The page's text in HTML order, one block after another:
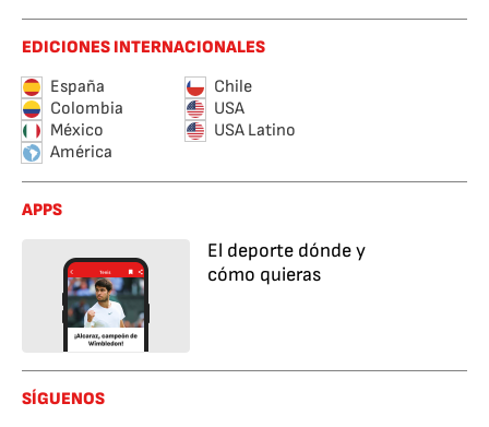
EDICIONES INTERNACIONALES
España
Chile
Colombia
USA
México
USA Latino
América
APPS
El deporte dónde y
cómo quieras
SÍGUENOS